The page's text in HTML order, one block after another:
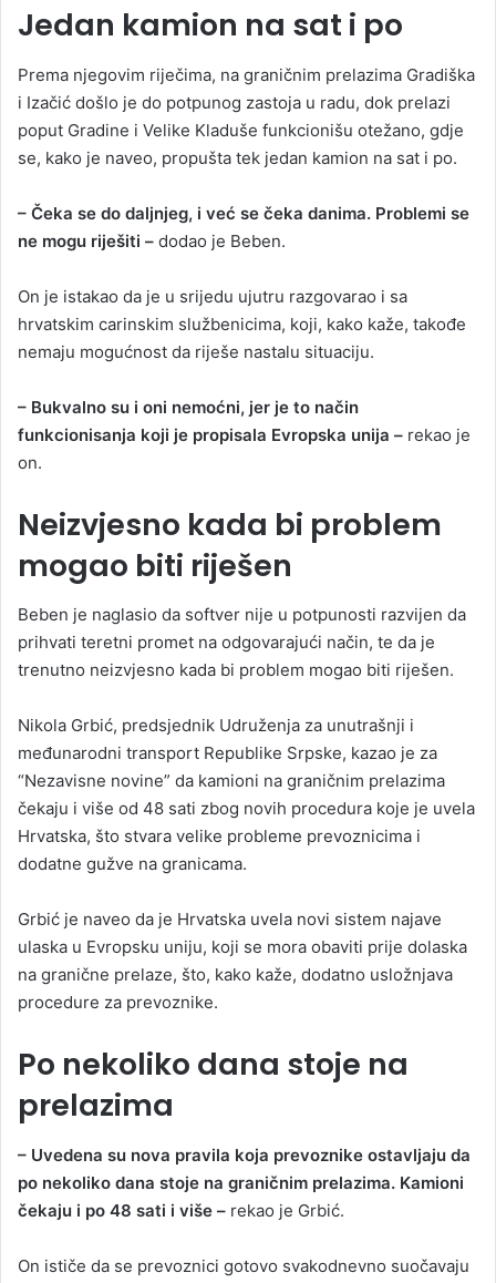
Jedan kamion na sat i po
Prema njegovim riječima, na graničnim prelazima Gradiška
i Izačić došlo je do potpunog zastoja u radu, dok prelazi
poput Gradine i Velike Kladuše funkcionišu otežano, gdje
se, kako je naveo, propušta tek jedan kamion na sat i po.
– Čeka se do daljnjeg, i već se čeka danima. Problemi se
ne mogu riješiti – dodao je Beben.
On je istakao da je u srijedu ujutru razgovarao i sa
hrvatskim carinskim službenicima, koji, kako kaže, takođe
nemaju mogućnost da riješe nastalu situaciju.
– Bukvalno su i oni nemoćni, jer je to način
funkcionisanja koji je propisala Evropska unija – rekao je
on.
Neizvjesno kada bi problem
mogao biti riješen
Beben je naglasio da softver nije u potpunosti razvijen da
prihvati teretni promet na odgovarajući način, te da je
trenutno neizvjesno kada bi problem mogao biti riješen.
Nikola Grbić, predsjednik Udruženja za unutrašnji i
međunarodni transport Republike Srpske, kazao je za
“Nezavisne novine” da kamioni na graničnim prelazima
čekaju i više od 48 sati zbog novih procedura koje je uvela
Hrvatska, što stvara velike probleme prevoznicima i
dodatne gužve na granicama.
Grbić je naveo da je Hrvatska uvela novi sistem najave
ulaska u Evropsku uniju, koji se mora obaviti prije dolaska
na granične prelaze, što, kako kaže, dodatno usložnjava
procedure za prevoznike.
Po nekoliko dana stoje na
prelazima
– Uvedena su nova pravila koja prevoznike ostavljaju da
po nekoliko dana stoje na graničnim prelazima. Kamioni
čekaju i po 48 sati i više – rekao je Grbić.
On ističe da se prevoznici gotovo svakodnevno suočavaju